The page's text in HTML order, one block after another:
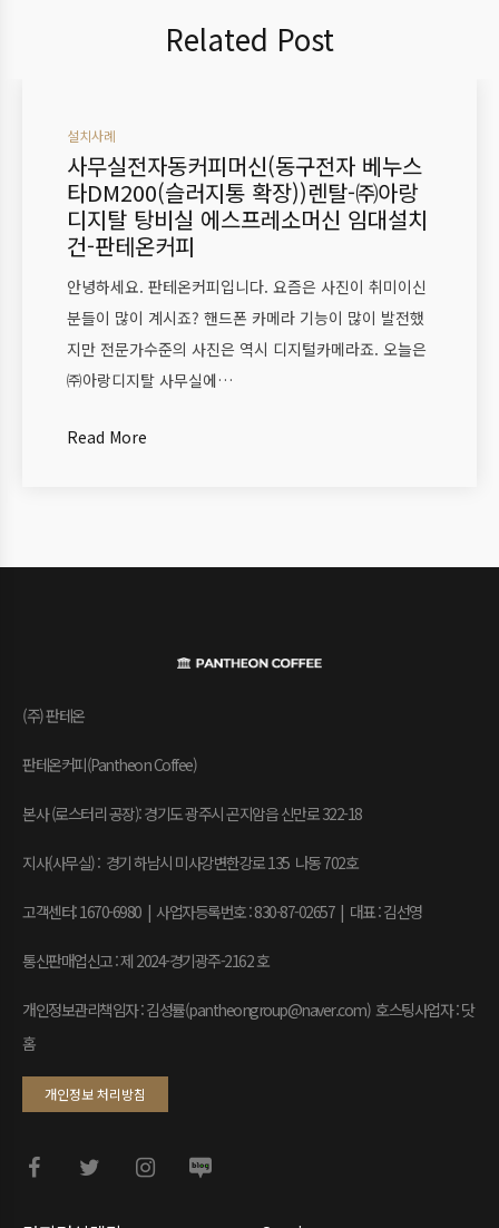
Related Post
설치사례
사무실전자동커피머신(동구전자 베누스
타DM200(슬러지통 확장))렌탈-㈜아랑
디지탈 탕비실 에스프레소머신 임대설치
건-판테온커피
안녕하세요. 판테온커피입니다. 요즘은 사진이 취미이신
분들이 많이 계시죠? 핸드폰 카메라 기능이 많이 발전했
지만 전문가수준의 사진은 역시 디지털카메라죠. 오늘은
㈜아랑디지탈 사무실에…
Read More
(주) 판테온
판테온커피(Pantheon Coffee)
본사 (로스터리 공장): 경기도 광주시 곤지암읍 신만로 322-18
지사(사무실) : 경기 하남시 미사강변한강로 135 나동 702호
고객센터: 1670-6980 | 사업자등록번호 : 830-87-02657 | 대표 : 김선영
통신판매업신고 : 제 2024-경기광주-2162 호
개인정보관리책임자 : 김성률(pantheongroup@naver.com) 호스팅사업자 : 닷
홈
개인정보 처리방침